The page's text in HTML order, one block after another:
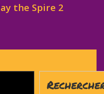
the Spire 2